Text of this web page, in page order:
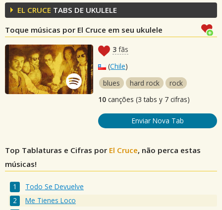
EL CRUCE TABS DE UKULELE
Toque músicas por El Cruce em seu ukulele
3 fãs
(Chile)
blues
hard rock
rock
10 canções (3 tabs y 7 cifras)
Enviar Nova Tab
Top Tablaturas e Cifras por El Cruce, não perca estas
músicas!
Todo Se Devuelve
Me Tienes Loco